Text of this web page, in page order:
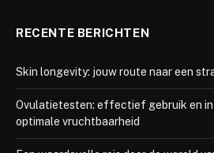
RECENTE BERICHTEN
Skin longevity: jouw route naar een
Ovulatietesten: effectief gebruik en
optimale vruchtbaarheid